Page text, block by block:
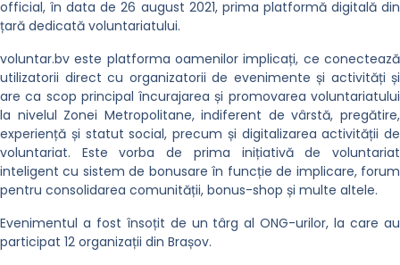
official, în data de 26 august 2021, prima platformă digitală din
țară dedicată voluntariatului.
voluntar.bv este platforma oamenilor implicați, ce conectează
utilizatorii direct cu organizatorii de evenimente și activități și
are ca scop principal încurajarea și promovarea voluntariatului
la nivelul Zonei Metropolitane, indiferent de vârstă, pregătire,
experiență și statut social, precum și digitalizarea activității de
voluntariat. Este vorba de prima inițiativă de voluntariat
inteligent cu sistem de bonusare în funcție de implicare, forum
pentru consolidarea comunității, bonus-shop și multe altele.
Evenimentul a fost însoțit de un târg al ONG-urilor, la care au
participat 12 organizații din Brașov.